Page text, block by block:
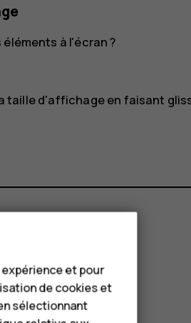
à l'écran ?
taille d'affichage en faisant
et pour
de cookies et
sélectionnant